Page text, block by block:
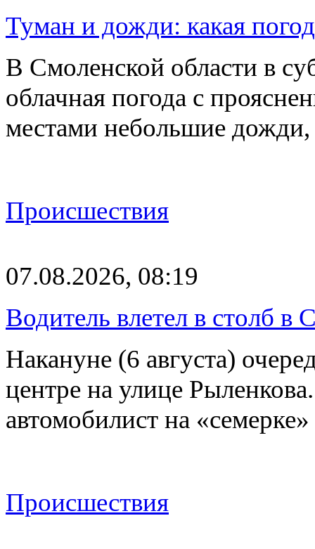
Туман и дожди: какая
В Смоленской области в
облачная погода с
местами небольшие
Происшествия
07.08.2026, 08:19
Водитель влетел в столб в
Накануне (6 августа)
центре на улице
автомобилист на
Происшествия